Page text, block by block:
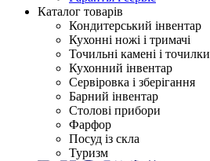
Каталог товарів
Кондитерський інвентар
Кухонні ножі і тримачі
Точильні камені і точилки
Кухонний інвентар
Сервіровка і зберігання
Барний інвентар
Столові прибори
Фарфор
Посуд із скла
Туризм